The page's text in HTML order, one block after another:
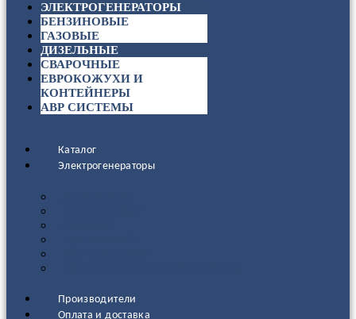
ЭЛЕКТРОГЕНЕРАТОРЫ
БЕНЗИНОВЫЕ
ГАЗОВЫЕ
ДИЗЕЛЬНЫЕ
СВАРОЧНЫЕ
ЕВРОКОЖУХИ И
КОНТЕЙНЕРЫ
АВР СИСТЕМЫ
Каталог
Электрогенераторы
Производители
Оплата и доставка